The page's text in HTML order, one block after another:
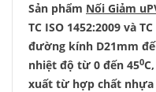
Sản phẩm Nối Giảm
TC ISO 1452:2009 và
đường kính D21mm
nhiệt độ từ 0 đến 450
xuất từ hợp chất nhựa